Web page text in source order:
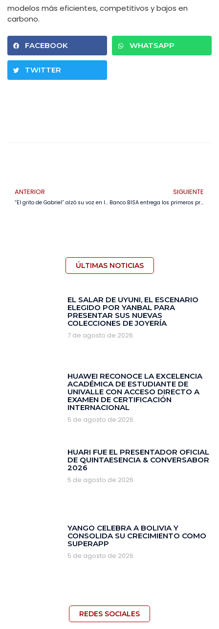
modelos más eficientes, competitivos y bajos en
carbono.
FACEBOOK WHATSAPP
TWITTER
ANTERIOR
“El grito de Gabriel” alzó su voz en la Feria Internacional del Libro de Santa Cruz
SIGUIENTE
Banco BISA entrega los primeros premios de su campaña para vivir el Mundial FIFA 2026
ÚLTIMAS NOTICIAS
EL SALAR DE UYUNI, EL ESCENARIO
ELEGIDO POR YANBAL PARA
PRESENTAR SUS NUEVAS
COLECCIONES DE JOYERÍA
7 de agosto de 2026
HUAWEI RECONOCE LA EXCELENCIA
ACADÉMICA DE ESTUDIANTE DE
UNIVALLE CON ACCESO DIRECTO A
EXAMEN DE CERTIFICACIÓN
INTERNACIONAL
5 de agosto de 2026
HUARI FUE EL PRESENTADOR OFICIAL
DE QUINTAESENCIA & CONVERSABOR
2026
5 de agosto de 2026
YANGO CELEBRA A BOLIVIA Y
CONSOLIDA SU CRECIMIENTO COMO
SUPERAPP
5 de agosto de 2026
REDES SOCIALES